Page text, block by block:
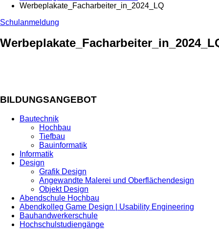
Werbeplakate_Facharbeiter_in_2024_LQ
Schulanmeldung
BILDUNGSANGEBOT
Bautechnik
Hochbau
Tiefbau
Bauinformatik
Informatik
Design
Grafik Design
Angewandte Malerei und Oberflächendesign
Objekt Design
Abendschule Hochbau
Abendkolleg Game Design | Usability Engineering
Bauhandwerkerschule
Hochschulstudiengänge